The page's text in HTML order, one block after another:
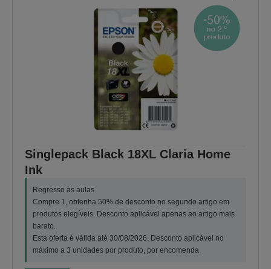
Singlepack Black 18XL Claria Home
Ink
Regresso às aulas
Compre 1, obtenha 50% de desconto no segundo artigo em
produtos elegíveis. Desconto aplicável apenas ao artigo mais
barato.
Esta oferta é válida até 30/08/2026. Desconto aplicável no
máximo a 3 unidades por produto, por encomenda.